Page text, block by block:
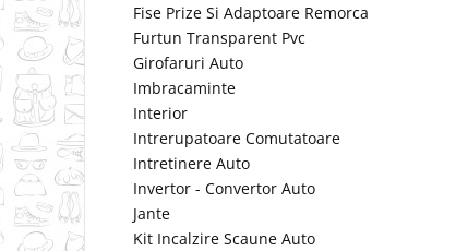
Fise Prize Si Adaptoare Remorca
Furtun Transparent Pvc
Girofaruri Auto
Imbracaminte
Interior
Intrerupatoare Comutatoare
Intretinere Auto
Invertor - Convertor Auto
Jante
Kit Incalzire Scaune Auto